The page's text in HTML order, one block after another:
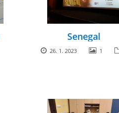
Senegal
26. 1. 2023 1